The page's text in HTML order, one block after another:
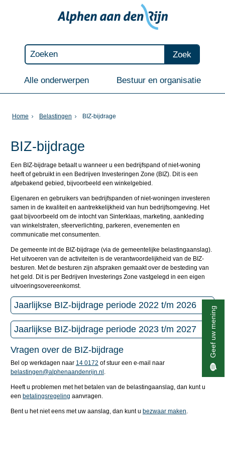
Zoek
Alle onderwerpen Bestuur en organisatie
Home Belastingen BIZ-bijdrage
BIZ-bijdrage
Een BIZ-bijdrage betaalt u wanneer u een bedrijfspand of niet-woning
heeft of gebruikt in een Bedrijven Investeringen Zone (BIZ). Dit is een
afgebakend gebied, bijvoorbeeld een winkelgebied.
Eigenaren en gebruikers van bedrijfspanden of niet-woningen investeren
samen in de kwaliteit en aantrekkelijkheid van hun bedrijfsomgeving. Het
gaat bijvoorbeeld om de intocht van Sinterklaas, marketing, aankleding
van winkelstraten, sfeerverlichting, parkeren, evenementen en
communicatie met consumenten.
De gemeente int de BIZ-bijdrage (via de gemeentelijke belastingaanslag).
Het uitvoeren van de activiteiten is de verantwoordelijkheid van de BIZ-
besturen. Met de besturen zijn afspraken gemaakt over de besteding van
het geld. Dit is per Bedrijven Investerings Zone vastgelegd in een eigen
uitvoeringsovereenkomst.
Jaarlijkse BIZ-bijdrage periode 2022 t/m 2026
Jaarlijkse BIZ-bijdrage periode 2023 t/m 2027
Vragen over de BIZ-bijdrage
Bel op werkdagen naar 14 0172 of stuur een e-mail naar
belastingen@alphenaandenrijn.nl .
Heeft u problemen met het betalen van de belastingaanslag, dan kunt u
een betalingsregeling aanvragen.
Bent u het niet eens met uw aanslag, dan kunt u bezwaar maken.
Geef uw mening